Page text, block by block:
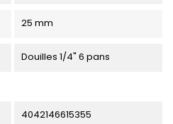
25 mm
Douilles 1/4" 6 pans
4042146615355